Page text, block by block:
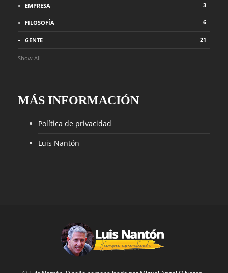
EMPRESA 3
FILOSOFÍA 6
GENTE 21
Show All
MÁS INFORMACIÓN
Política de privacidad
Luis Nantón